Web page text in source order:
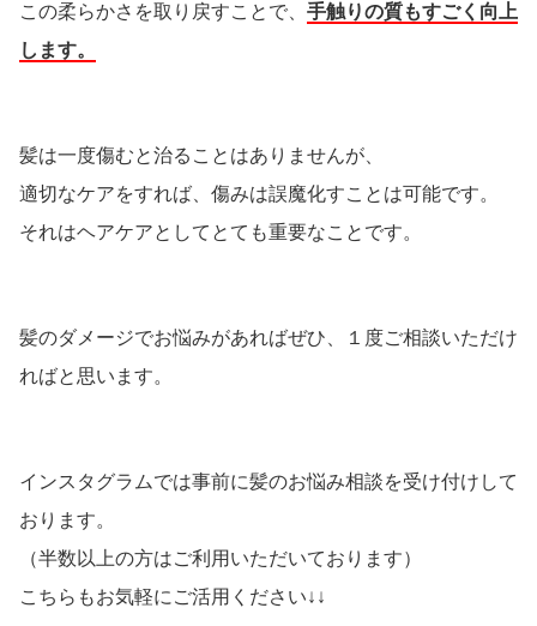
この柔らかさを取り戻すことで、 手触りの質もすごく向上
します。
髪は一度傷むと治ることはありませんが、
適切なケアをすれば、傷みは誤魔化すことは可能です。
それはヘアケアとしてとても重要なことです。
髪のダメージでお悩みがあればぜひ、１度ご相談いただけ
ればと思います。
インスタグラムでは事前に髪のお悩み相談を受け付けして
おります。
（半数以上の方はご利用いただいております）
こちらもお気軽にご活用ください↓↓